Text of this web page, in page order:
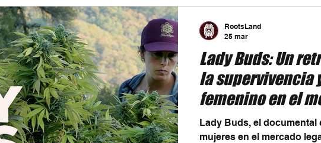
Lady Buds: Un
la supervivencia
femenino en el
Lady Buds, el documental
mujeres en el mercado
RootsLand
25 mar